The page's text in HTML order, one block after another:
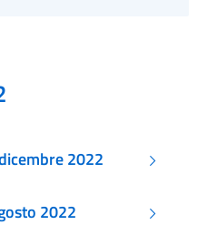
2022
2022